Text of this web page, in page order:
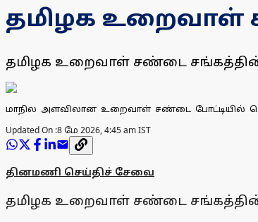
தமிழக உறைவாள்
தமிழக உறைவாள் சண்டை சங்கத்தின்
மாநில அளவிலான உறைவாள் சண்டை போட்டியில்
Updated On :8 மே 2026, 4:45 am IST
தினமணி செய்திச் சேவை
தமிழக உறைவாள் சண்டை சங்கத்தின்